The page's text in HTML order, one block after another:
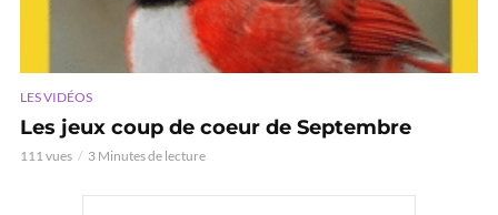
LES VIDÉOS
Les jeux coup de coeur de Septembre
111 vues 3 Minutes de lecture